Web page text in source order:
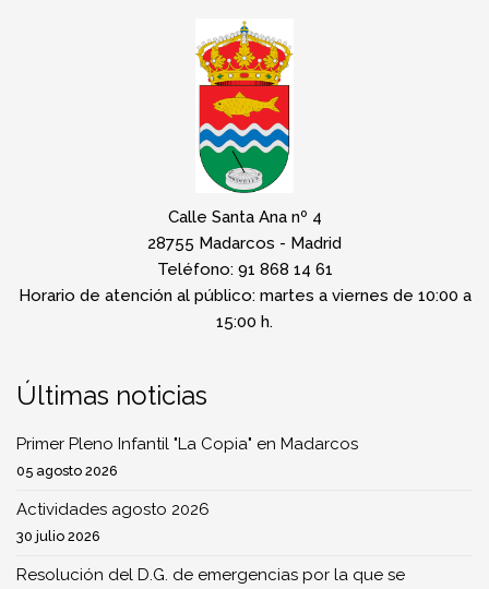
Calle Santa Ana nº 4
28755 Madarcos - Madrid
Teléfono: 91 868 14 61
Horario de atención al público: martes a viernes de 10:00 a
15:00 h.
Últimas noticias
Primer Pleno Infantil "La Copia" en Madarcos
05 agosto 2026
Actividades agosto 2026
30 julio 2026
Resolución del D.G. de emergencias por la que se